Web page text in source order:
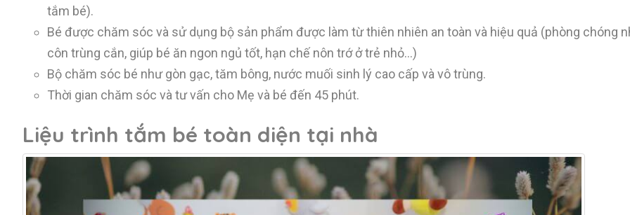
tắm bé).
Bé được chăm sóc và sử dụng bộ sản phẩm được làm từ thiên nhiên an toàn và hiệu quả (phòng chóng
côn trùng cắn, giúp bé ăn ngon ngủ tốt, hạn chế nôn trớ ở trẻ nhỏ…)
Bộ chăm sóc bé như gòn gạc, tăm bông, nước muối sinh lý cao cấp và vô trùng.
Thời gian chăm sóc và tư vấn cho Mẹ và bé đến 45 phút.
Liệu trình tắm bé toàn diện tại nhà